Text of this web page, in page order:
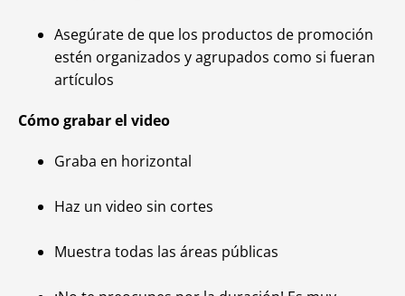
Asegúrate de que los productos de promoción
estén organizados y agrupados como si fueran
artículos
Cómo grabar el video
Graba en horizontal
Haz un video sin cortes
Muestra todas las áreas públicas